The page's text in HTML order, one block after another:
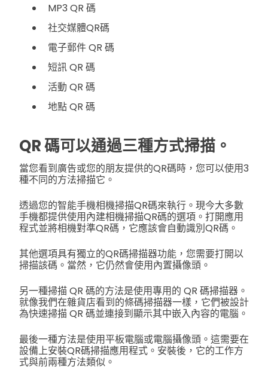
MP3 QR 碼
社交媒體QR碼
電子郵件 QR 碼
短訊 QR 碼
活動 QR 碼
地點 QR 碼
QR 碼可以通過三種方式掃描。
當您看到廣告或您的朋友提供的QR碼時，您可以使用3
種不同的方法掃描它。
透過您的智能手機相機掃描QR碼來執行。現今大多數
手機都提供使用內建相機掃描QR碼的選項。打開應用
程式並將相機對準QR碼，它應該會自動識別QR碼。
其他選項具有獨立的QR碼掃描器功能，您需要打開以
掃描該碼。當然，它仍然會使用內置攝像頭。
另一種掃描 QR 碼的方法是使用專用的 QR 碼掃描器。
就像我們在雜貨店看到的條碼掃描器一樣，它們被設計
為快速掃描 QR 碼並連接到顯示其中嵌入內容的電腦。
最後一種方法是使用平板電腦或電腦攝像頭。這需要在
設備上安裝QR碼掃描應用程式。安裝後，它的工作方
式與前兩種方法類似。